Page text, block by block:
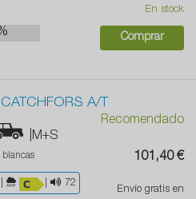
En stock
Comprar
A/T
|M+S
blancas
72
Recomendado
101,40 €
Envío gratis en